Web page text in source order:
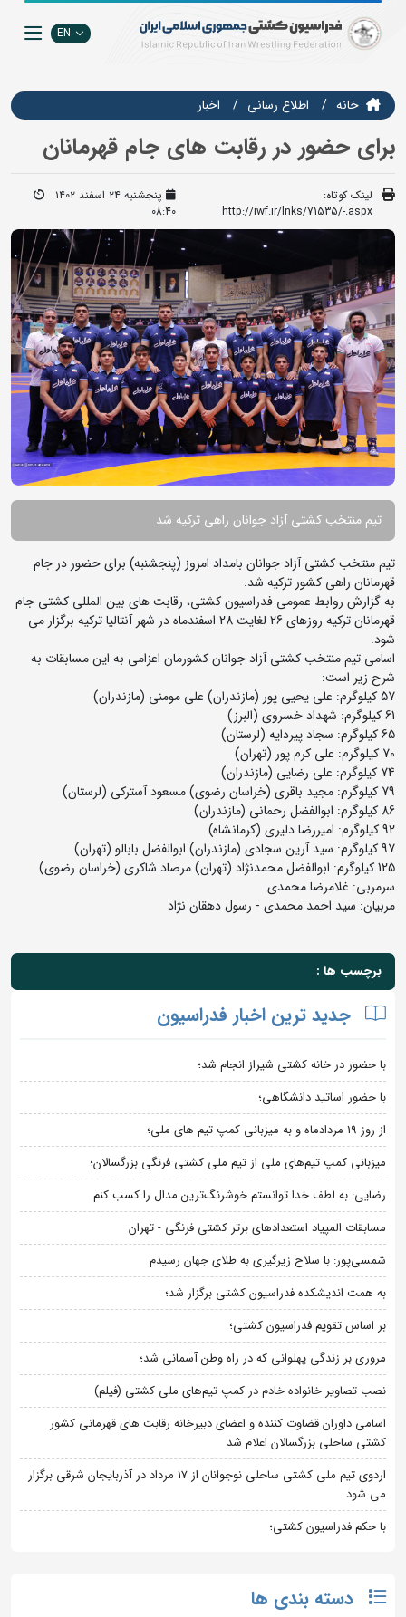
EN
خانه اطلاع رسانی اخبار
برای حضور در رقابت های جام قهرمانان
لینک کوتاه:
http://iwf.ir/lnks/71535/-.aspx
پنجشنبه ۲۴ اسفند ۱۴۰۲
08:40
تیم منتخب کشتی آزاد جوانان راهی ترکیه شد
تیم منتخب کشتی آزاد جوانان بامداد امروز (پنجشنبه) برای حضور در جام
قهرمانان راهی کشور ترکیه شد.
به گزارش روابط عمومی فدراسیون کشتی، رقابت های بین المللی کشتی جام
قهرمانان ترکیه روزهای 26 لغایت 28 اسفندماه در شهر آنتالیا ترکیه برگزار می
شود.
اسامی تیم منتخب کشتی آزاد جوانان کشورمان اعزامی به این مسابقات به
شرح زیر است:
57 کیلوگرم: علی یحیی پور (مازندران) علی مومنی (مازندران)
61 کیلوگرم: شهداد خسروی (البرز)
65 کیلوگرم: سجاد پیردایه (لرستان)
70 کیلوگرم: علی کرم پور (تهران)
74 کیلوگرم: علی رضایی (مازندران)
79 کیلوگرم: مجید باقری (خراسان رضوی) مسعود آسترکی (لرستان)
86 کیلوگرم: ابوالفضل رحمانی (مازندران)
92 کیلوگرم: امیررضا دلیری (کرمانشاه)
97 کیلوگرم: سید آرین سجادی (مازندران) ابوالفضل بابالو (تهران)
125 کیلوگرم: ابوالفضل محمدنژاد (تهران) مرصاد شاکری (خراسان رضوی)
سرمربی: غلامرضا محمدی
مربیان: سید احمد محمدی - رسول دهقان نژاد
برچسب ها :
جدید ترین اخبار فدراسیون
با حضور در خانه کشتی شیراز انجام شد؛
با حضور اساتید دانشگاهی؛
از روز 19 مردادماه و به میزبانی کمپ تیم های ملی؛
میزبانی کمپ تیم‌های ملی از تیم ملی کشتی فرنگی بزرگسالان؛
رضایی: به لطف خدا توانستم خوشرنگ‌ترین مدال را کسب کنم
مسابقات المپیاد استعدادهای برتر کشتی فرنگی - تهران
شمسی‌پور: با سلاح زیرگیری به طلای جهان رسیدم
به همت اندیشکده فدراسیون کشتی برگزار شد؛
بر اساس تقویم فدراسیون کشتی؛
مروری بر زندگی پهلوانی که در راه وطن آسمانی شد؛
نصب تصاویر خانواده خادم در کمپ تیم‌های ملی کشتی (فیلم)
اسامی داوران قضاوت کننده و اعضای دبیرخانه رقابت های قهرمانی کشور
کشتی ساحلی بزرگسالان اعلام شد
اردوی تیم ملی کشتی ساحلی نوجوانان از 17 مرداد در آذربایجان شرقی برگزار
می شود
با حکم فدراسیون کشتی؛
دسته بندی ها